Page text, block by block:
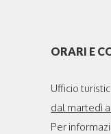
ORARI E
Ufficio
dal martedì
Per